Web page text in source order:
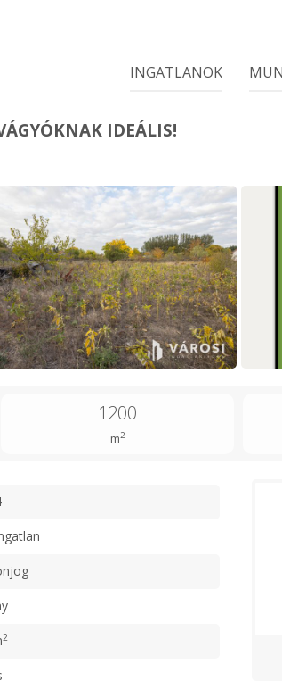
INGATLANOK
IDEÁLIS!
1200
m2
2